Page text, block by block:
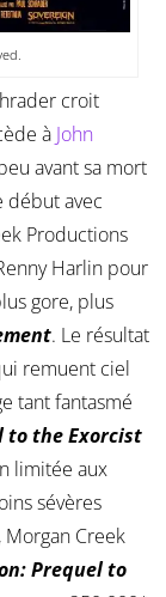
croit
à John
avant sa mort
début avec
Productions
Harlin pour
gore, plus
. Le résultat
remuent ciel
tant fantasmé
to the Exorcist
limitée aux
sévères
Morgan Creek
Prequel to